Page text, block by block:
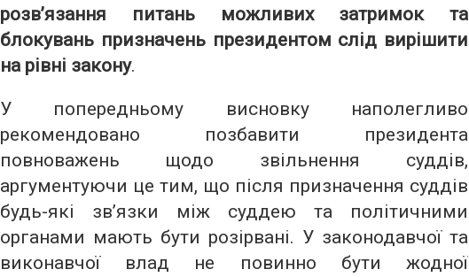
розв’язання питань можливих затримок та
блокувань призначень президентом слід вирішити
на рівні закону.
У попередньому висновку наполегливо
рекомендовано позбавити президента
повноважень щодо звільнення суддів,
аргументуючи це тим, що після призначення суддів
будь-які зв’язки між суддею та політичними
органами мають бути розірвані. У законодавчої та
виконавчої влад не повинно бути жодної